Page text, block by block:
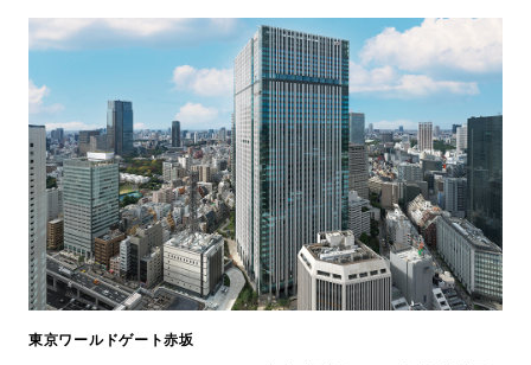
東京ワールドゲート⾚坂